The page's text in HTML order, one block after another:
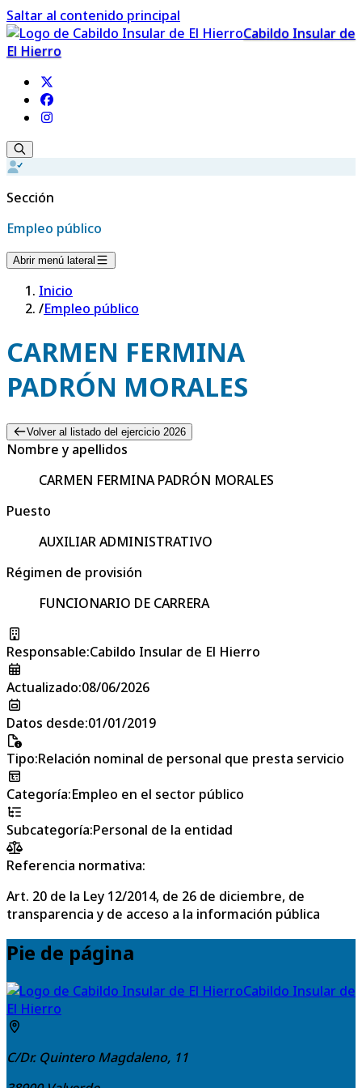
Saltar al contenido principal
Cabildo Insular de
El Hierro
Sección
Empleo público
Abrir menú lateral
Inicio
/Empleo público
CARMEN FERMINA
PADRÓN MORALES
Volver al listado del ejercicio 2026
Nombre y apellidos
CARMEN FERMINA PADRÓN MORALES
Puesto
AUXILIAR ADMINISTRATIVO
Régimen de provisión
FUNCIONARIO DE CARRERA
Responsable:Cabildo Insular de El Hierro
Actualizado:08/06/2026
Datos desde:01/01/2019
Tipo:Relación nominal de personal que presta servicio
Categoría:Empleo en el sector público
Subcategoría:Personal de la entidad
Referencia normativa:
Art. 20 de la Ley 12/2014, de 26 de diciembre, de
transparencia y de acceso a la información pública
Pie de página
Cabildo Insular de
El Hierro
C/Dr. Quintero Magdaleno, 11